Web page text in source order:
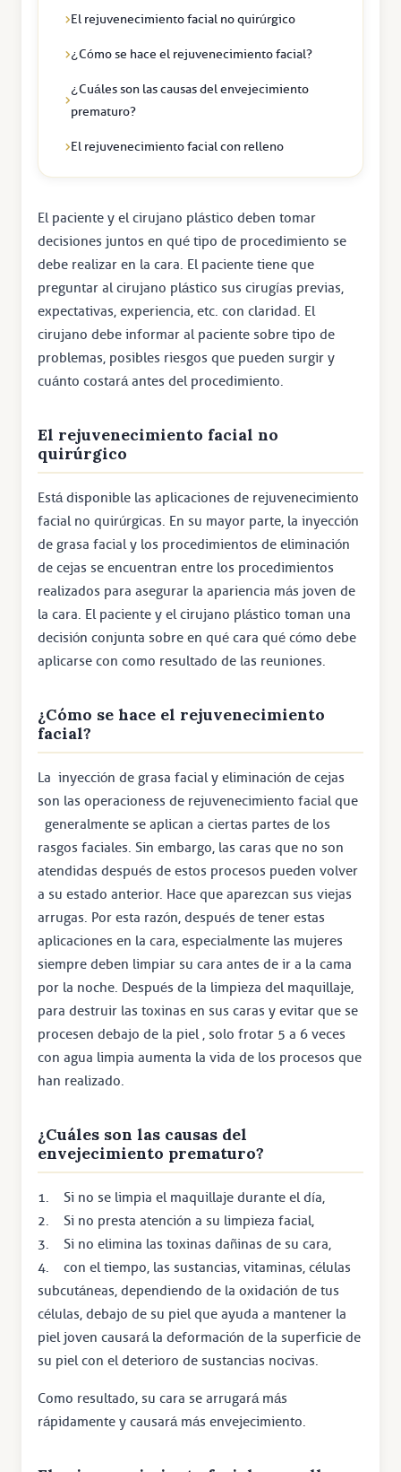
El rejuvenecimiento facial no quirúrgico
¿Cómo se hace el rejuvenecimiento facial?
¿Cuáles son las causas del envejecimiento
prematuro?
El rejuvenecimiento facial con relleno
El paciente y el cirujano plástico deben tomar
decisiones juntos en qué tipo de procedimiento se
debe realizar en la cara. El paciente tiene que
preguntar al cirujano plástico sus cirugías previas,
expectativas, experiencia, etc. con claridad. El
cirujano debe informar al paciente sobre tipo de
problemas, posibles riesgos que pueden surgir y
cuánto costará antes del procedimiento.
El rejuvenecimiento facial no
quirúrgico
Está disponible las aplicaciones de rejuvenecimiento
facial no quirúrgicas. En su mayor parte, la inyección
de grasa facial y los procedimientos de eliminación
de cejas se encuentran entre los procedimientos
realizados para asegurar la apariencia más joven de
la cara. El paciente y el cirujano plástico toman una
decisión conjunta sobre en qué cara qué cómo debe
aplicarse con como resultado de las reuniones.
¿Cómo se hace el rejuvenecimiento
facial?
La inyección de grasa facial y eliminación de cejas
son las operacioness de rejuvenecimiento facial que
generalmente se aplican a ciertas partes de los
rasgos faciales. Sin embargo, las caras que no son
atendidas después de estos procesos pueden volver
a su estado anterior. Hace que aparezcan sus viejas
arrugas. Por esta razón, después de tener estas
aplicaciones en la cara, especialmente las mujeres
siempre deben limpiar su cara antes de ir a la cama
por la noche. Después de la limpieza del maquillaje,
para destruir las toxinas en sus caras y evitar que se
procesen debajo de la piel , solo frotar 5 a 6 veces
con agua limpia aumenta la vida de los procesos que
han realizado.
¿Cuáles son las causas del
envejecimiento prematuro?
1. Si no se limpia el maquillaje durante el día,
2. Si no presta atención a su limpieza facial,
3. Si no elimina las toxinas dañinas de su cara,
4. con el tiempo, las sustancias, vitaminas, células
subcutáneas, dependiendo de la oxidación de tus
células, debajo de su piel que ayuda a mantener la
piel joven causará la deformación de la superficie de
su piel con el deterioro de sustancias nocivas.
Como resultado, su cara se arrugará más
rápidamente y causará más envejecimiento.